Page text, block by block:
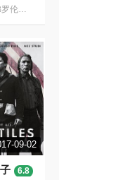
意大利风光 美国 2017 迷情佛罗伦萨 剧情
09-02
6.8